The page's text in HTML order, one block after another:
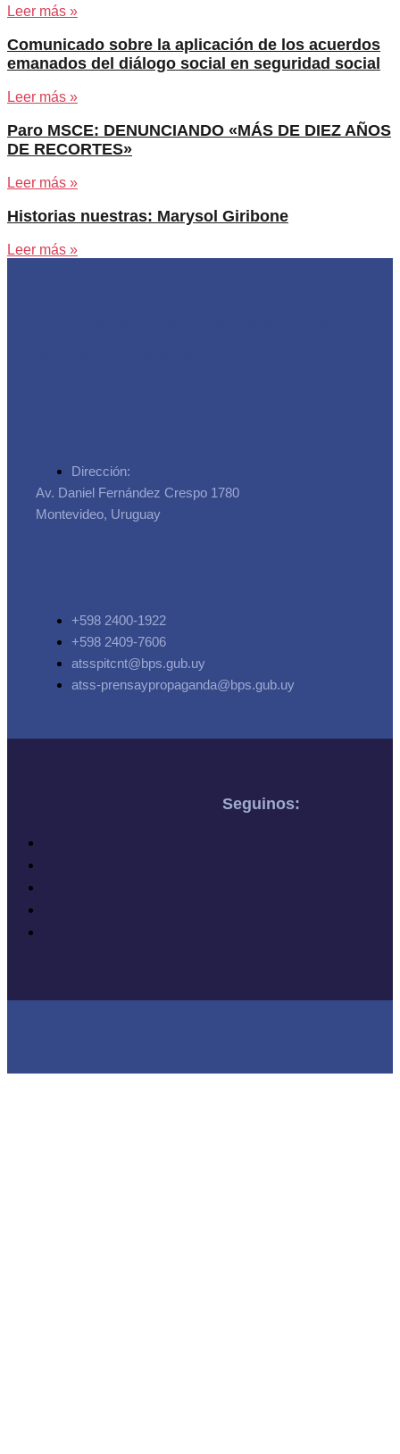
Leer más »
Comunicado sobre la aplicación de los acuerdos
emanados del diálogo social en seguridad social
Leer más »
Paro MSCE: DENUNCIANDO «MÁS DE DIEZ AÑOS
DE RECORTES»
Leer más »
Historias nuestras: Marysol Giribone
Leer más »
Dirección:
Av. Daniel Fernández Crespo 1780
Montevideo, Uruguay
+598 2400-1922
+598 2409-7606
atsspitcnt@bps.gub.uy
atss-prensaypropaganda@bps.gub.uy
Seguinos: